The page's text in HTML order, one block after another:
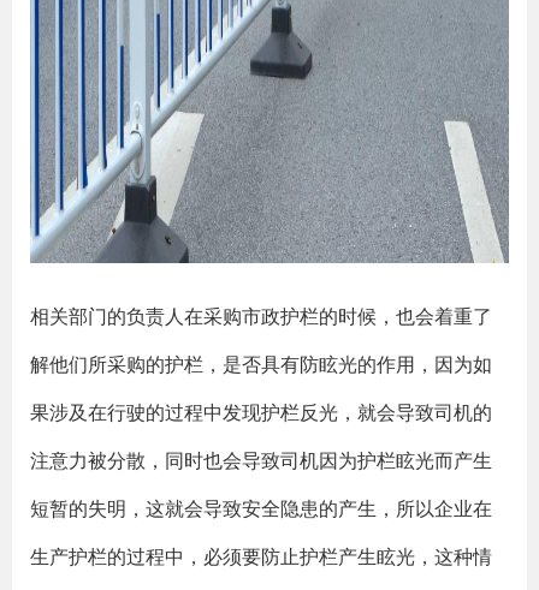
相关部门的负责人在采购市政护栏的时候，也会着重了
解他们所采购的护栏，是否具有防眩光的作用，因为如
果涉及在行驶的过程中发现护栏反光，就会导致司机的
注意力被分散，同时也会导致司机因为护栏眩光而产生
短暂的失明，这就会导致安全隐患的产生，所以企业在
生产护栏的过程中，必须要防止护栏产生眩光，这种情